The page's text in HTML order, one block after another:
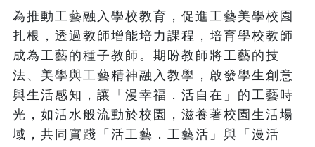
為推動工藝融入學校教育，促進工藝美學校園
扎根，透過教師增能培力課程，培育學校教師
成為工藝的種子教師。期盼教師將工藝的技
法、美學與工藝精神融入教學，啟發學生創意
與生活感知，讓「漫幸福．活自在」的工藝時
光，如活水般流動於校園，滋養著校園生活場
域，共同實踐「活工藝．工藝活」與「漫活